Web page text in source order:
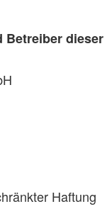
Betreiber dieser
Haftung